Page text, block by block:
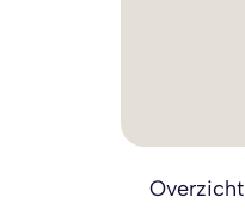
Overzicht